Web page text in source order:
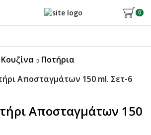
0
Κουζίνα Ποτήρια
Αποσταγμάτων 150